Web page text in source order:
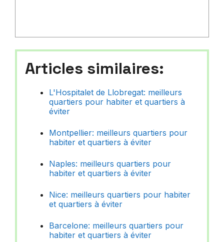
Articles similaires:
L'Hospitalet de Llobregat: meilleurs
quartiers pour habiter et quartiers à
éviter
Montpellier: meilleurs quartiers pour
habiter et quartiers à éviter
Naples: meilleurs quartiers pour
habiter et quartiers à éviter
Nice: meilleurs quartiers pour habiter
et quartiers à éviter
Barcelone: meilleurs quartiers pour
habiter et quartiers à éviter